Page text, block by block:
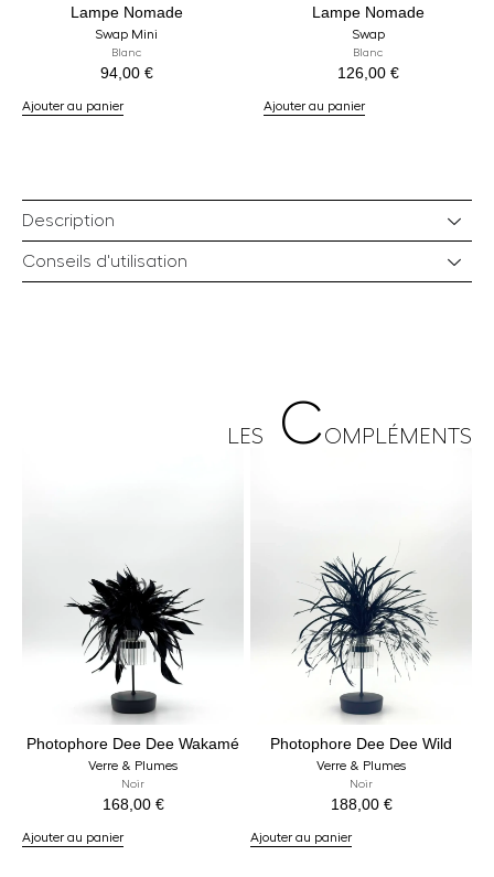
Lampe Nomade
Swap Mini
Blanc
94,00 €
Ajouter au panier
Lampe Nomade
Swap
Blanc
126,00 €
Ajouter au panier
Description
Conseils d'utilisation
LES COMPLÉMENTS
Photophore Dee Dee Wakamé
Verre & Plumes
Noir
168,00 €
Ajouter au panier
Photophore Dee Dee Wild
Verre & Plumes
Noir
188,00 €
Ajouter au panier